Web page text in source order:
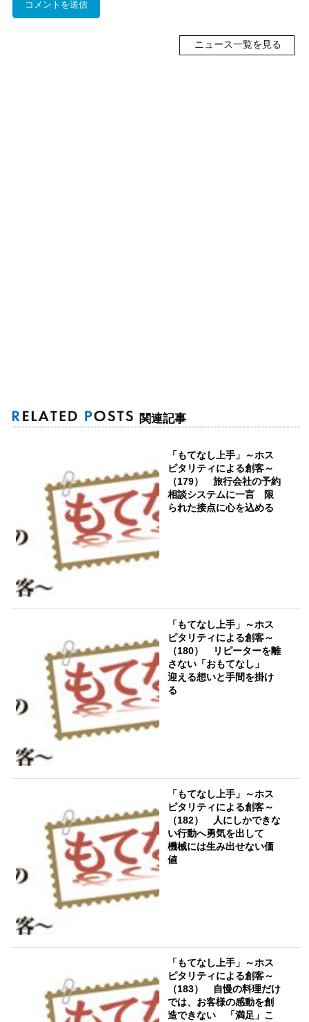
ニュース一覧を見る
関連記事
「もてなし上手」～ホス
ピタリティによる創客～
（179） 旅行会社の予約
相談システムに一言 限
られた接点に心を込める
「もてなし上手」～ホス
ピタリティによる創客～
（180） リピーターを離
さない「おもてなし」
迎える想いと手間を掛け
る
「もてなし上手」～ホス
ピタリティによる創客～
（182） 人にしかできな
い行動へ勇気を出して
機械には生み出せない価
値
「もてなし上手」～ホス
ピタリティによる創客～
（183） 自慢の料理だけ
では、お客様の感動を創
造できない 「満足」こ